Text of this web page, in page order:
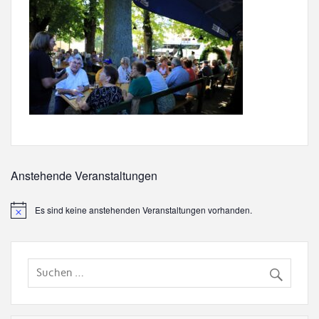
Anstehende Veranstaltungen
Es sind keine anstehenden Veranstaltungen vorhanden.